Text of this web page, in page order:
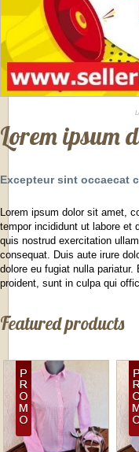
Lorem ipsum
Excepteur sint occaecat
Lorem ipsum dolor sit amet,
tempor incididunt ut labore et
quis nostrud exercitation
consequat. Duis aute irure
dolore eu fugiat nulla
proident, sunt in culpa qui
Featured products